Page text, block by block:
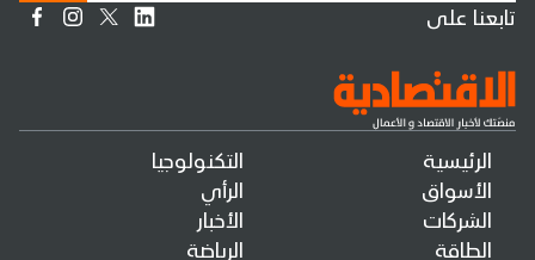
الرئيسية
الأسواق
الشركات
الطاقة
التكنولوجيا
الرأي
الأخبار
الرياضة
تابعنا على